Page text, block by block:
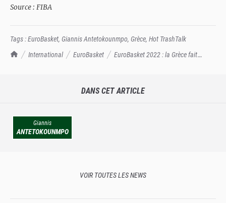
TrashTalk Actu NBA
International EuroBasket
EuroBasket 2022 : la Grèce fait
Source : FIBA
Tags :EuroBasket, Giannis Antetokounmpo, Grèce, Hot TrashTalk
DANS CET ARTICLE
Giannis
ANTETOKOUNMPO
VOIR TOUTES LES NEWS